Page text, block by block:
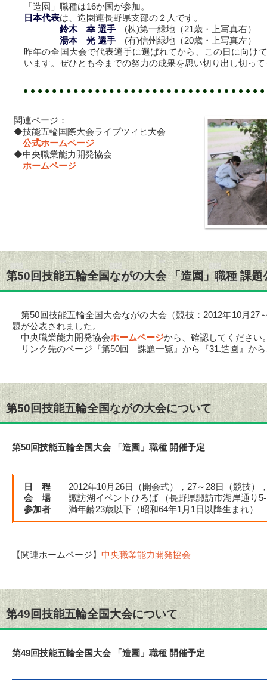
「造園」職種は16か国が参加。
日本代表は、造園連長野県支部の２人です。
鈴木 幸 選手
(株)第一緑地（21歳・上写真右）
湯本 光 選手 (有)信州緑地（20歳・上写真左）
昨年の全国大会で代表選手に選ばれてから、この日に向け
います。ぜひとも今までの努力の成果を思い切り出し切っ
関連ページ：
◆技能五輪国際大会ライプツィヒ大会
公式ホームページ
◆中央職業能力開発協会
ホームページ
第50回技能五輪全国ながの大会 「造園」職種 課題
第50回技能五輪全国大会ながの大会（競技：2012年10月27
題が公表されました。
中央職業能力開発協会ホームページから、確認してください
リンク先のページ『第50回 課題一覧』から『31.造園』から
第50回技能五輪全国ながの大会について
第50回技能五輪全国大会 「造園」職種 開催予定
日 程 2012年10月26日（開会式），27～28日（競技）
会 場諏訪湖イベントひろば （長野県諏訪市湖岸通り5-
参加者 満年齢23歳以下（昭和64年1月1日以降生まれ）
【関連ホームページ】 中央職業能力開発協会
第49回技能五輪全国大会について
第49回技能五輪全国大会 「造園」職種 開催予定